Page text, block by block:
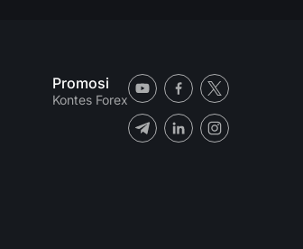
Promosi
Kontes Forex